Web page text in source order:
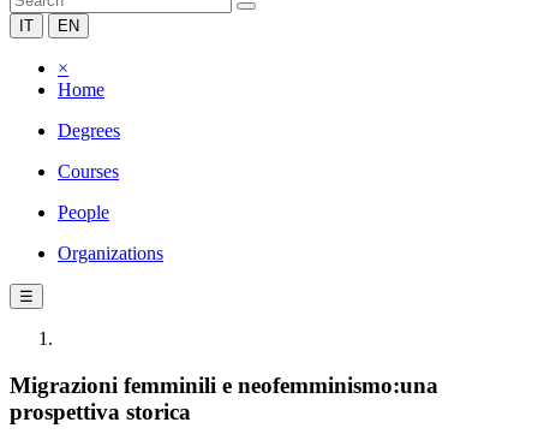
IT EN
×
Home
Degrees
Courses
People
Organizations
☰
Migrazioni femminili e neofemminismo:una
prospettiva storica